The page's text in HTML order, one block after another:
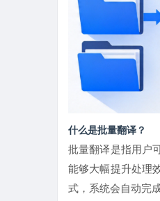
什么是批量翻译？
批量翻译是指用户
能够大幅提升处理
式，系统会自动完